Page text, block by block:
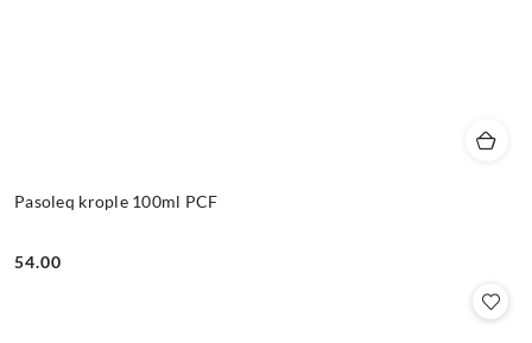
Pasoleq krople 100ml PCF
Cena:
54.00